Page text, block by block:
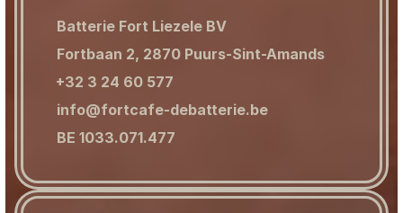
Batterie Fort Liezele BV
Fortbaan 2, 2870 Puurs-Sint-Amands
+32 3 24 60 577
info@fortcafe-debatterie.be
BE 1033.071.477